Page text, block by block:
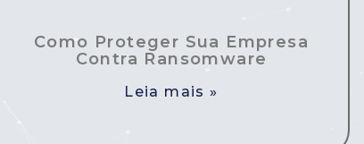
Como Proteger Sua Empresa
Contra Ransomware
Leia mais »